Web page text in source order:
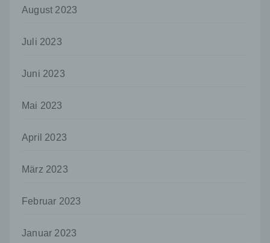
August 2023
Juli 2023
Juni 2023
Mai 2023
April 2023
März 2023
Februar 2023
Januar 2023
oder andere Stelle, die personenbezogene
Empfänger ist eine natürliche oder juristische
offengelegt werden, unabhängig davon, ob
bestimmten Untersuchungsauftrags nach
Mitgliedstaaten möglicherweise
Dritter ist eine natürliche oder juristische